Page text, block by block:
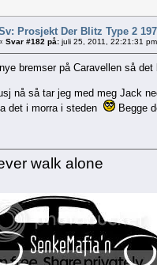
Prosjekt Der Blitz Type 2
Svar #182 på: juli 25, 2011, 22:21:31
bremser på Caravellen så
nå så tar jeg med meg Jack
det i morra i steden
Begge
walk alone